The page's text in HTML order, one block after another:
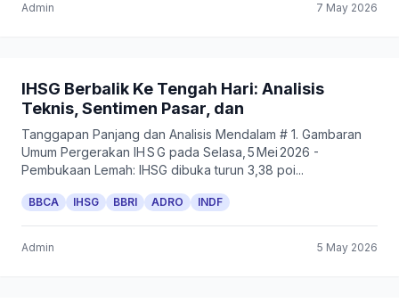
Admin 7 May 2026
IHSG Berbalik Ke Tengah Hari: Analisis
Teknis, Sentimen Pasar, dan
Tanggapan Panjang dan Analisis Mendalam # 1. Gambaran
Umum Pergerakan IH S G pada Selasa, 5 Mei 2026 -
Pembukaan Lemah: IHSG dibuka turun 3,38 poi...
BBCA IHSG BBRI ADRO INDF
Admin 5 May 2026